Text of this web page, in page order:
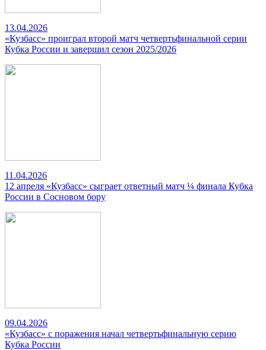
13.04.2026
«Кузбасс» проиграл второй матч четвертьфинальной серии
Кубка России и завершил сезон 2025/2026
11.04.2026
12 апреля «Кузбасс» сыграет ответный матч ¼ финала Кубка
России в Сосновом бору
09.04.2026
«Кузбасс» с поражения начал четвертьфинальную серию
Кубка России